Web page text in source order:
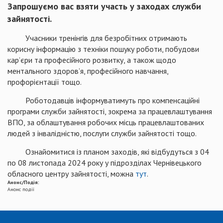
Запрошуємо вас взяти участь у заходах служби
зайнятості.
Учасники тренінгів для безробітних отримають
корисну інформацію з техніки пошуку роботи, побудови
кар’єри та професійного розвитку, а також щодо
ментального здоров’я, професійного навчання,
профорієнтації тощо.
Роботодавців інформуватимуть про компенсаційні
програми служби зайнятості, зокрема за працевлаштування
ВПО, за облаштування робочих місць працевлаштованих
людей з інвалідністю, послуги служби зайнятості тощо.
Ознайомитися із планом заходів, які відбудуться з 04
по 08 листопада 2024 року у підрозділах Чернівецького
обласного центру зайнятості, можна тут.
Анонс/Подія:
Анонс події